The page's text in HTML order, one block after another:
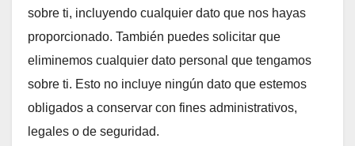
sobre ti, incluyendo cualquier dato que nos hayas
proporcionado. También puedes solicitar que
eliminemos cualquier dato personal que tengamos
sobre ti. Esto no incluye ningún dato que estemos
obligados a conservar con fines administrativos,
legales o de seguridad.